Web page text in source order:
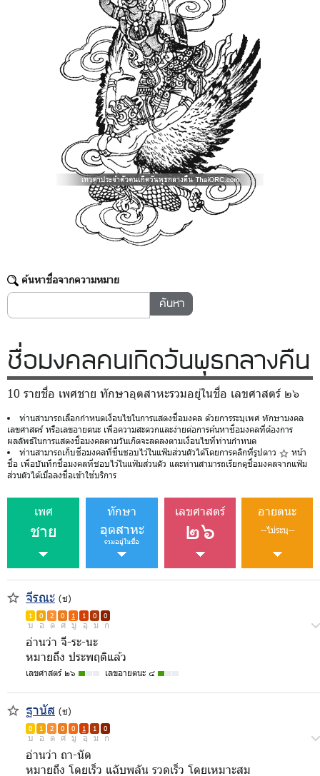
ค้นหาชื่อจากความหมาย
ชื่อมงคลคนเกิดวันพุธกลางคืน
10 รายชื่อ เพศชาย ทักษาอุตสาหะรวมอยู่ในชื่อ เลขศาสตร์ ๒๖
ท่านสามารถเลือกกำหนดเงื่อนไขในการแสดงชื่อมงคล ด้วยการระบุเพศ ทักษามงคล
เลขศาสตร์ หรือเลขอายตนะ เพื่อความสะดวกและง่ายต่อการค้นหาชื่อมงคลที่ต้องการ
ผลลัพธ์ในการแสดงชื่อมงคลตามวันเกิดจะลดลงตามเงื่อนไขที่ท่านกำหนด
ท่านสามารถเก็บชื่อมงคลที่ชื่นชอบไว้ในแฟ้มส่วนตัวได้โดยการคลิกที่รูปดาว
หน้า
ชื่อ เพื่อบันทึกชื่อมงคลที่ชอบไว้ในแฟ้มส่วนตัว และท่านสามารถเรียกดูชื่อมงคลจากแฟ้ม
ส่วนตัวได้เมื่อลงชื่อเข้าใช้บริการ
เพศ
ชาย
ทักษา
อุตสาหะ
รวมอยู่ในชื่อ
เลขศาสตร์
๒๖
อายตนะ
--ไม่ระบุ--
จีรณะ (ช)
1 0 2 0 1 1 0 0
บ อ ด ศ มู อุ ม ก
อ่านว่า จี-ระ-นะ
หมายถึง ประพฤติแล้ว
เลขศาสตร์ ๒๖ เลขอายตนะ ๔
ฐานัส (ช)
0 1 2 0 0 1 1 0
บ อ ด ศ มู อุ ม ก
อ่านว่า ถา-นัด
หมายถึง โดยเร็ว แฉับพลัน รวดเร็ว โดยเหมาะสม